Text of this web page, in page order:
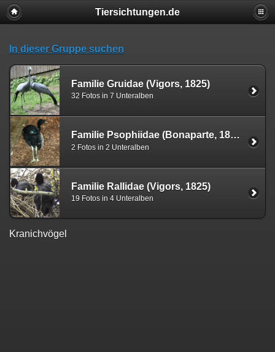
Tiersichtungen.de
In dieser Gruppe suchen
Familie Gruidae (Vigors, 1825)
32 Fotos in 7 Unteralben
Familie Psophiidae (Bonaparte, 1831)
2 Fotos in 2 Unteralben
Familie Rallidae (Vigors, 1825)
19 Fotos in 4 Unteralben
Kranichvögel